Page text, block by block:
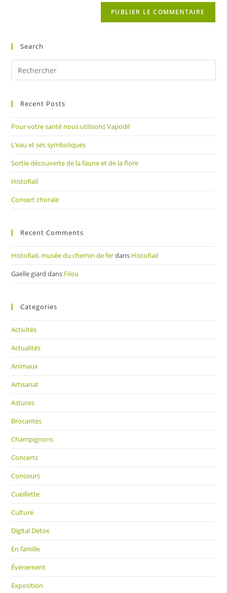
Search
Recent Posts
Pour votre santé nous utilisons Vapodil
L’eau et ses symboliques
Sortie découverte de la faune et de la flore
HistoRail
Concert chorale
Recent Comments
HistoRail, musée du chemin de ferdans HistoRail
Gaelle giard dans Filou
Categories
Activités
Actualités
Animaux
Artisanat
Astuces
Brocantes
Champignons
Concerts
Concours
Cueillette
Culture
Digital Detox
En famille
Événement
Exposition